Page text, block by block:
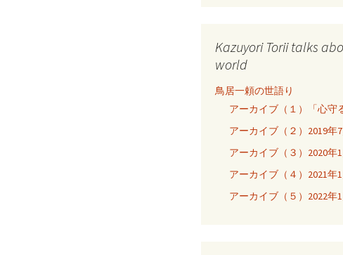
Kazuyori Torii talks
world
鳥居一頼の世語り
アーカイブ（１）「心守
アーカイブ（２）2019年
アーカイブ（３）2020年
アーカイブ（４）2021年
アーカイブ（５）2022年